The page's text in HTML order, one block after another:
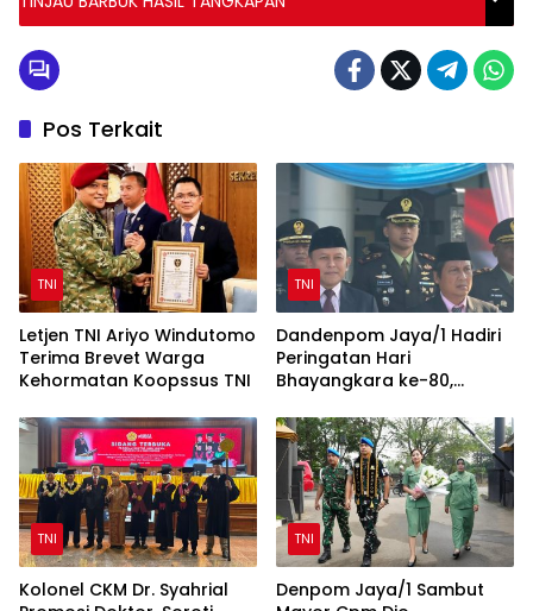
Pos Terkait
TNI
Letjen TNI Ariyo Windutomo
Terima Brevet Warga
Kehormatan Koopssus TNI
TNI
Dandenpom Jaya/1 Hadiri
Peringatan Hari
Bhayangkara ke-80,
TNI
Kolonel CKM Dr. Syahrial
TNI
Denpom Jaya/1 Sambut